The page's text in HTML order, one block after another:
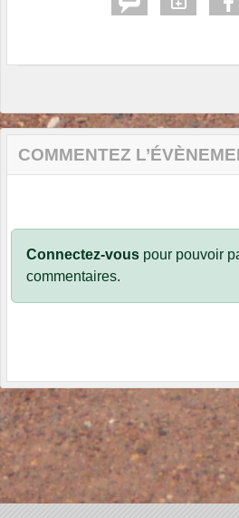
COMMENTEZ
Connectez-vous pour pouvoir
commentaires.